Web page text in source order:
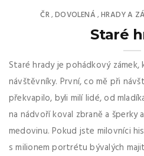
ČR,DOVOLENÁ ,HRADY A
Staré
Staré hrady je pohádkový
návštěvníky. První, co mě při
překvapilo, byli milí lidé, od
na nádvoří koval zbraně a šperky
medovinu. Pokud jste milovníci
s milionem portrétu bývalých